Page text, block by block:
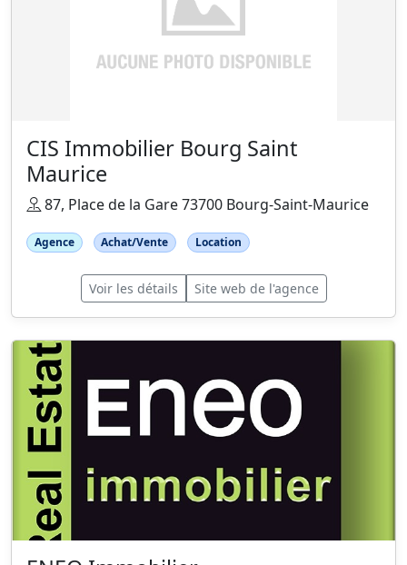
CIS Immobilier Bourg Saint
Maurice
87, Place de la Gare 73700 Bourg-Saint-Maurice
Agence Achat/Vente Location
Voir les détails Site web de l'agence